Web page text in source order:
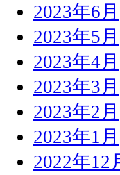
2023年6月
2023年5月
2023年4月
2023年3月
2023年2月
2023年1月
2022年12